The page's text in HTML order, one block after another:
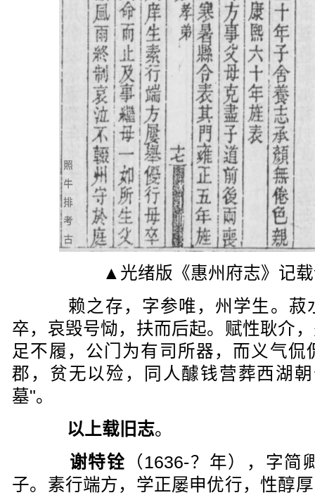
▲光绪版《惠州府志》记
赖之存，字参唯，州学生。菽
卒，哀毁号恸，扶而后起。赋性耿介
足不履，公门为有司所器，而义气
郡，贫无以殓，同人醵钱营葬西湖
墓"。
以上载旧志。
谢特铨 （1636-？年），字
子。素行端方，学正屡申优行，性醇